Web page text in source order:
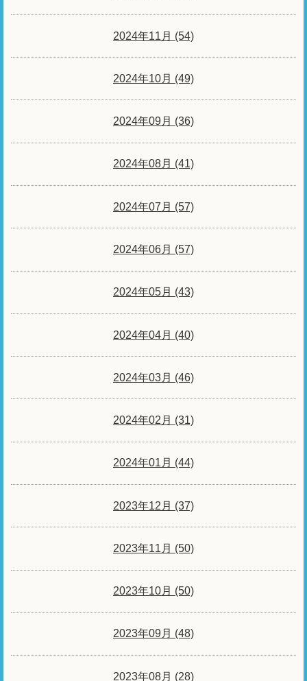
2024年11月 (54)
2024年10月 (49)
2024年09月 (36)
2024年08月 (41)
2024年07月 (57)
2024年06月 (57)
2024年05月 (43)
2024年04月 (40)
2024年03月 (46)
2024年02月 (31)
2024年01月 (44)
2023年12月 (37)
2023年11月 (50)
2023年10月 (50)
2023年09月 (48)
2023年08月 (28)